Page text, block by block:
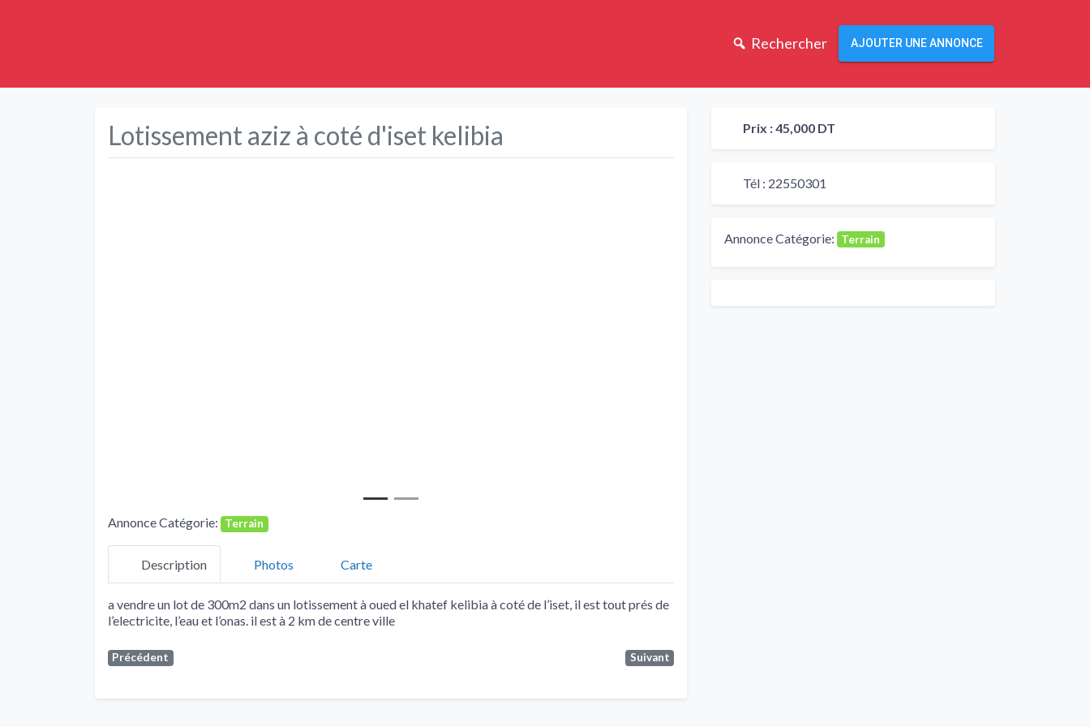
Rechercher AJOUTER UNE ANNONCE
Lotissement aziz à coté d'iset kelibia
Annonce Catégorie: Terrain
Description Photos Carte
a vendre un lot de 300m2 dans un lotissement à oued el khatef kelibia à coté de l’iset, il est tout prés de
l’electricite, l’eau et l’onas. il est à 2 km de centre ville
Précédent Suivant
Prix :45,000 DT
Tél : 22550301
Annonce Catégorie: Terrain